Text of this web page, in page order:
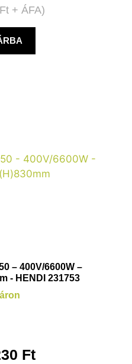
Ft+ ÁFA)
– 400V/6600W –
- HENDI 231753
Ft